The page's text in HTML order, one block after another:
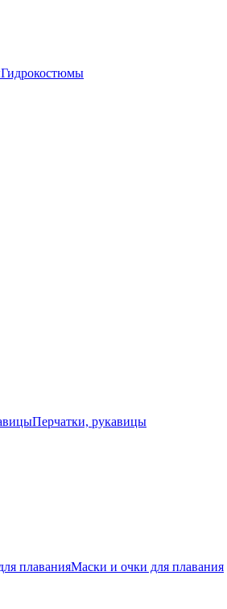
Гидрокостюмы
Перчатки, рукавицы
Маски и очки для плавания